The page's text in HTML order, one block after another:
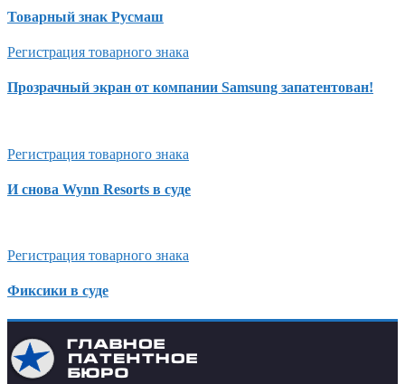
Товарный знак Русмаш
Регистрация товарного знака
Прозрачный экран от компании Samsung запатентован!
Регистрация товарного знака
И снова Wynn Resorts в суде
Регистрация товарного знака
Фиксики в суде